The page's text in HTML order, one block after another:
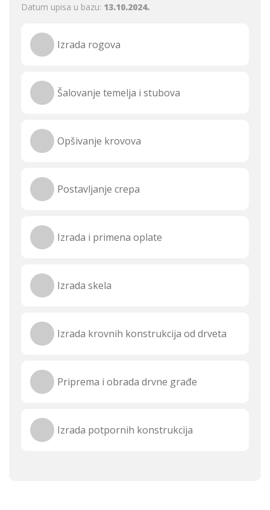
Datum upisa u bazu: 13.10.2024.
Izrada rogova
Šalovanje temelja i stubova
Opšivanje krovova
Postavljanje crepa
Izrada i primena oplate
Izrada skela
Izrada krovnih konstrukcija od drveta
Priprema i obrada drvne građe
Izrada potpornih konstrukcija